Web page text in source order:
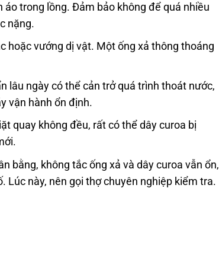
áo trong lồng. Đảm bảo không để quá nhiều
nặng.
hoặc vướng dị vật. Một ống xả thông thoáng
lâu ngày có thể cản trở quá trình thoát nước,
vận hành ổn định.
quay không đều, rất có thể dây curoa bị
bằng, không tắc ống xả và dây curoa vẫn ổn,
Lúc này, nên gọi thợ chuyên nghiệp kiểm tra.